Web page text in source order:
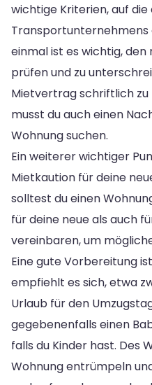
wichtige Kriterien, auf die
einmal ist es wichtig,
prüfen und zu
Mietvertrag schriftlich zu
musst du auch einen
Wohnung suchen.
Ein weiterer wichtiger
Mietkaution für deine
solltest du einen
für deine neue als auch
vereinbaren, um
Eine gute Vorbereitung
empfiehlt es sich, etwa
Urlaub für den
gegebenenfalls einen
falls du Kinder hast. Des
Wohnung entrümpeln